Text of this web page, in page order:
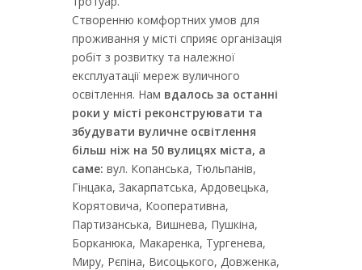
Створенню комфортних умов для
проживання у місті сприяє організація
робіт з розвитку та належної
експлуатації мереж вуличного
освітлення. Нам вдалось за останні
роки у місті реконструювати та
збудувати вуличне освітлення
більш ніж на 50 вулицях міста, а
саме: вул. Копанська, Тюльпанів,
Гінцака, Закарпатська, Ардовецька,
Корятовича, Кооперативна,
Партизанська, Вишнева, Пушкіна,
Борканюка, Макаренка, Тургенева,
Миру, Рєпіна, Висоцького, Довженка,